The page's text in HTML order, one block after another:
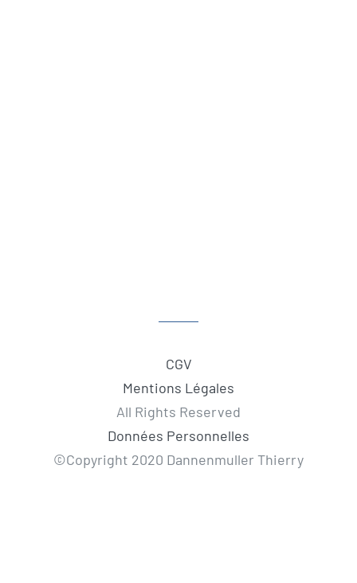
CGV
Mentions Légales
All Rights Reserved
Données Personnelles
©Copyright 2020 Dannenmuller Thierry